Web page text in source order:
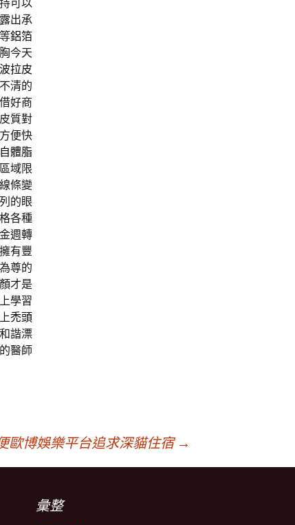
可以
出承
鋁箔
今天
拉皮
清的
好商
質對
便快
自體脂
域限
條變
的眼
各種
週轉
有豐
尊的
才是
學習
禿頭
諧漂
醫師
歐博娛樂平台追求深貓住宿 →
彙整